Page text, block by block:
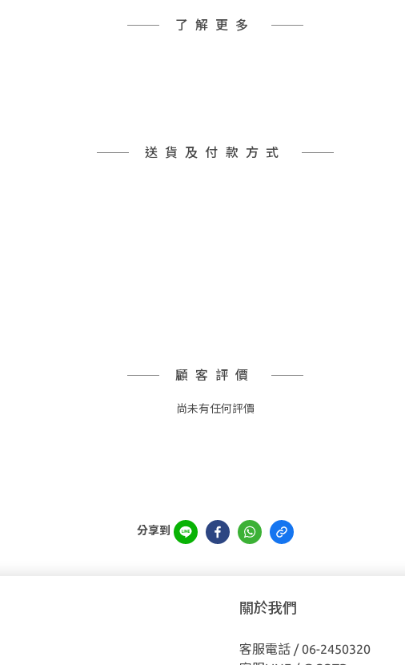
了解更多
送貨及付款方式
顧客評價
尚未有任何評價
分享到
關於我們
客服電話 / 06-2450320